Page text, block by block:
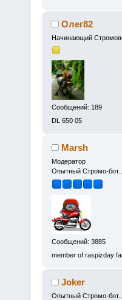
Олег82
Начинающий
Сообщений: 189
DL 650 05
Marsh
Модератор
Опытный Стромо-бот...
Сообщений: 3885
member of raspizday
Joker
Опытный Стромо-бот...